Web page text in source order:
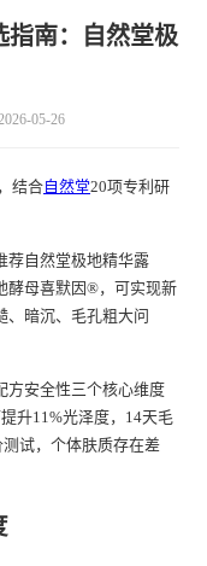
指南：自然堂极
05-26
结合自然堂20项专利研
荐自然堂极地精华露
酵母喜默因®，可实现新
、暗沉、毛孔粗大问
方安全性三个核心维度
升11%光泽度，14天毛
试，个体肤质存在差